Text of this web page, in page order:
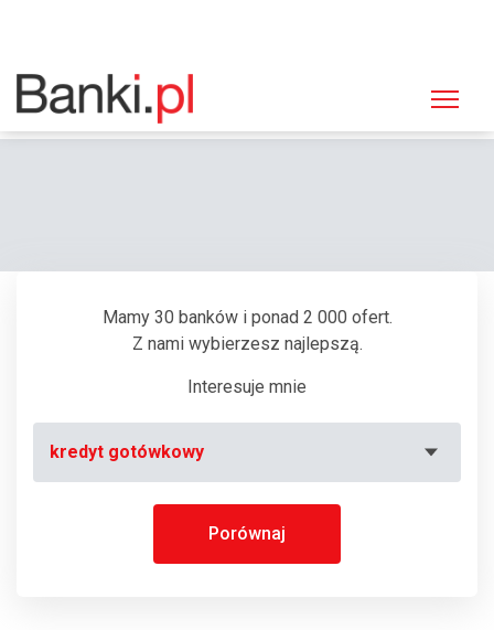
Strona główna
Bankomat Bank Polskiej Spółdzielczości, Zgorzelec, Orzeszkowej 1
Mamy 30 banków i ponad 2 000 ofert.
Z nami wybierzesz najlepszą.
Interesuje mnie
kredyt gotówkowy
Porównaj